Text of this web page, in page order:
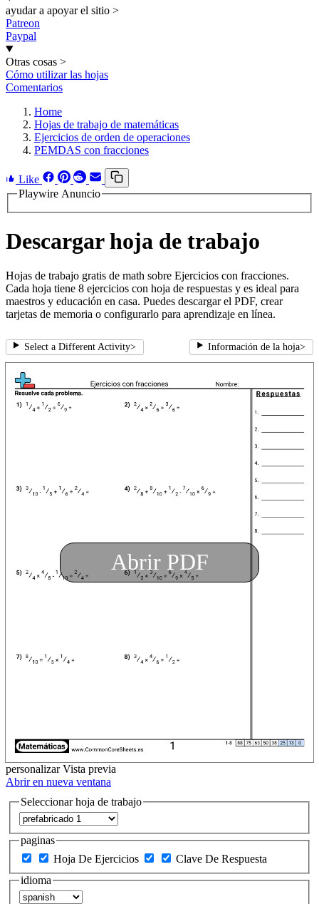
ayudar a apoyar el sitio >
Patreon
Paypal
Otras cosas >
Cómo utilizar las hojas
Comentarios
Home
Hojas de trabajo de matemáticas
Ejercicios de orden de operaciones
PEMDAS con fracciones
Like
Playwire Anuncio
Descargar hoja de trabajo
Hojas de trabajo gratis de math sobre Ejercicios con fracciones.
Cada hoja tiene 8 ejercicios con hoja de respuestas y es ideal para
maestros y educación en casa. Puedes descargar el PDF, crear
tarjetas de memoria o configurarlo para aprendizaje en línea.
Select a Different Activity> Información de la hoja>
Abrir PDF
personalizar Vista previa
Abrir en nueva ventana
Seleccionar hoja de trabajo
paginas
Hoja De Ejercicios
Clave De Respuesta
idioma